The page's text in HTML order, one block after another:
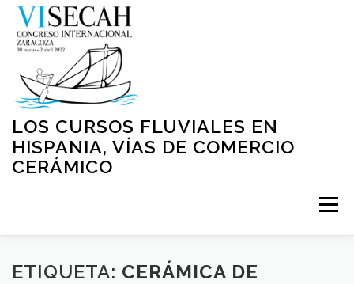
Saltar
contenido
LOS CURSOS FLUVIALES EN
HISPANIA, VÍAS DE COMERCIO
CERÁMICO
Menú
INICIO PRESENTACIÓN ORGANIZACIÓN
ETIQUETA: CERÁMICA DE